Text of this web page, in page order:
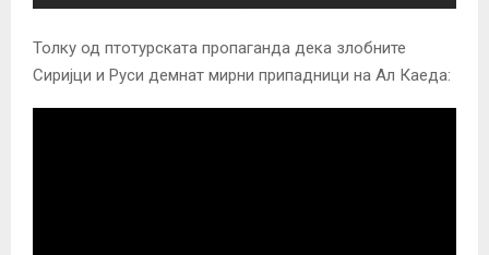
Толку од птотурската пропаганда дека злобните
Сиријци и Руси демнат мирни припадници на Ал Каеда: